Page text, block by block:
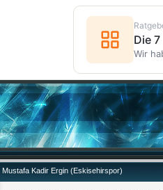
Mustafa Kadir Ergin (Eskisehirspor)
Die
Wir